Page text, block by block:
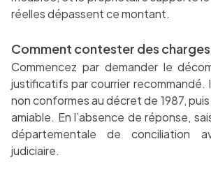
réelles dépassent ce montant.
Comment contester des charges
Commencez par demander le
justificatifs par courrier
non conformes au décret de 1987,
amiable. En l’absence de réponse,
départementale de conciliation
judiciaire.